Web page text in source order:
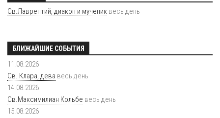
Св.Лаврентий, диакон и мученик весь день
БЛИЖАЙШИЕ СОБЫТИЯ
11.08.2026
Св. Клара, дева весь день
14.08.2026
Св.Максимилиан Кольбе весь день
15.08.2026